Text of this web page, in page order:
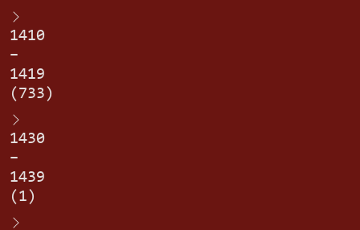
1410
–
1419
(733)
1430
–
1439
(1)